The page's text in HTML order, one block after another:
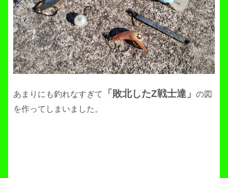
あまりにも釣れなすぎて 「敗北したZ戦士達」 の図
を作ってしまいました。